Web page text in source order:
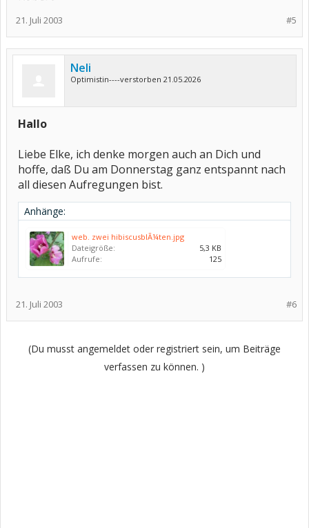
#5
21. Juli 2003
Neli
Optimistin----verstorben 21.05.2026
Hallo
Liebe Elke, ich denke morgen auch an Dich und
hoffe, daß Du am Donnerstag ganz entspannt nach
all diesen Aufregungen bist.
Anhänge:
web. zwei hibiscusblÃ¼ten.jpg
Dateigröße:
5,3 KB
Aufrufe:
125
#6
21. Juli 2003
(Du musst angemeldet oder registriert sein, um Beiträge
verfassen zu können. )